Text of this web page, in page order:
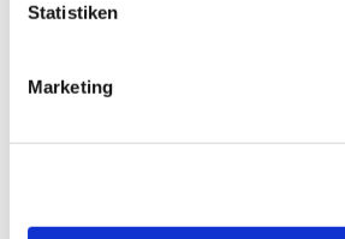
Statistiken
Marketing